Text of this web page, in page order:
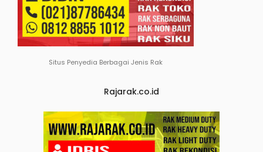
Situs Penyedia Berbagai Jenis Rak
Rajarak.co.id